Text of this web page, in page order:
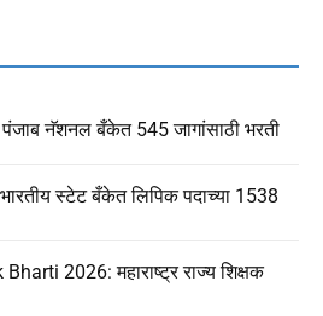
नॅशनल बँकेत 545 जागांसाठी भरती
स्टेट बँकेत लिपिक पदाच्या 1538
2026: महाराष्ट्र राज्य शिक्षक